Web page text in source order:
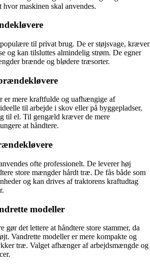
maskinen skal anvendes.
til privat brug. De er støjsvage, kræver
og kan tilsluttes almindelig strøm. De egner
brænde og blødere træsorter.
er mere kraftfulde og uafhængige af
til arbejde i skov eller på byggepladser,
til el. Til gengæld kræver de mere
at håndtere.
ofte professionelt. De leverer høj
store mængder hårdt træ. De fås både som
og kan drives af traktorens kraftudtag
modeller
det lettere at håndtere store stammer, da
Vandrette modeller er mere kompakte og
træ. Valget afhænger af arbejdsmængde og